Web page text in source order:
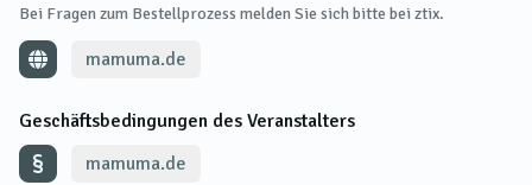
Bei Fragen zum Bestellprozess melden Sie sich bitte bei ztix.
mamuma.de
Geschäftsbedingungen des Veranstalters
mamuma.de